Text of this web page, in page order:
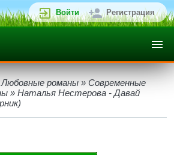
Войти Регистрация
Любовные романы » Современные
» Наталья Нестерова - Давай